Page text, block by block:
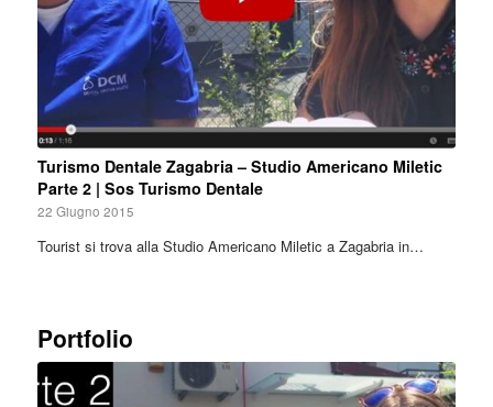
Turismo Dentale Zagabria – Studio Americano Miletic
Parte 2 | Sos Turismo Dentale
22 Giugno 2015
Tourist si trova alla Studio Americano Miletic a Zagabria in…
Portfolio